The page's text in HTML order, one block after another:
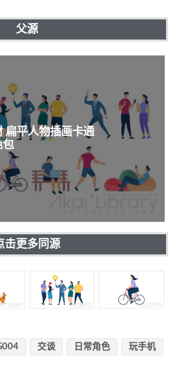
父源
扁平人物插画卡通
包
击更多同源
交谈 日常角色 玩手机